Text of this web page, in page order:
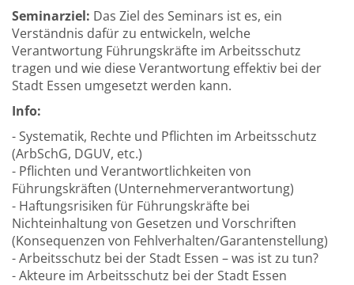
Seminarziel: Das Ziel des Seminars ist es, ein
Verständnis dafür zu entwickeln, welche
Verantwortung Führungskräfte im Arbeitsschutz
tragen und wie diese Verantwortung effektiv bei der
Stadt Essen umgesetzt werden kann.
Info:
- Systematik, Rechte und Pflichten im Arbeitsschutz
(ArbSchG, DGUV, etc.)
- Pflichten und Verantwortlichkeiten von
Führungskräften (Unternehmerverantwortung)
- Haftungsrisiken für Führungskräfte bei
Nichteinhaltung von Gesetzen und Vorschriften
(Konsequenzen von Fehlverhalten/Garantenstellung)
- Arbeitsschutz bei der Stadt Essen – was ist zu tun?
- Akteure im Arbeitsschutz bei der Stadt Essen